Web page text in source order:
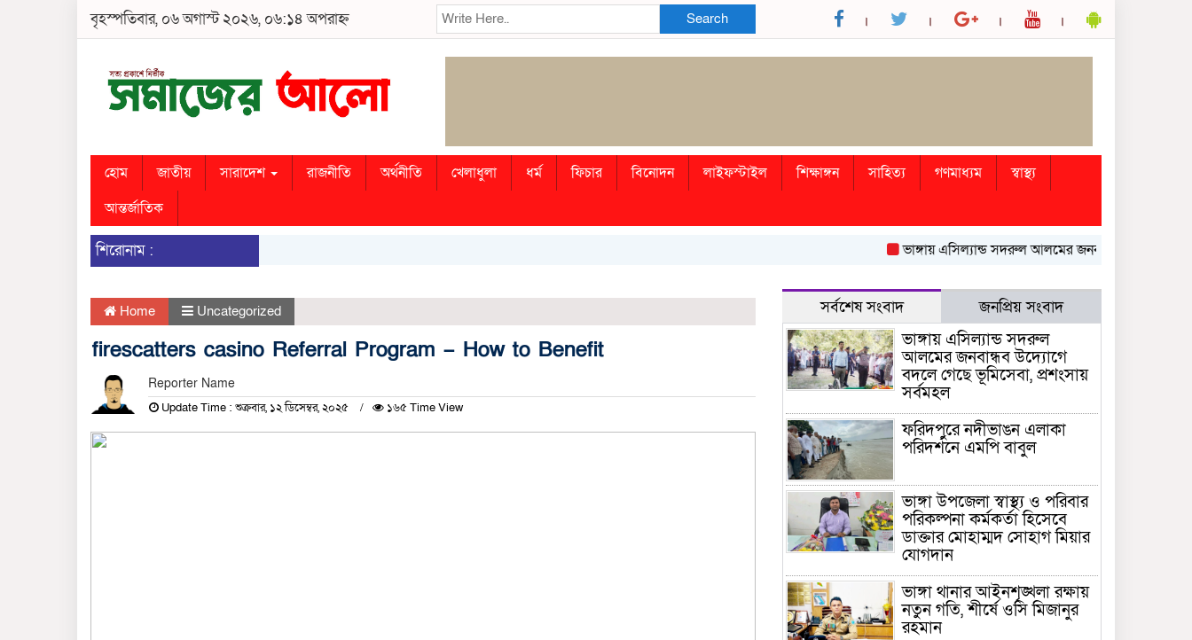
বৃহস্পতিবার, ০৬ অগাস্ট ২০২৬, ০৬:১৪ অপরাহ্ন Search
হোম জাতীয় সারাদেশ রাজনীতি অর্থনীতি খেলাধুলা ধর্ম ফিচার বিনোদন লাইফস্টাইল শিক্ষাঙ্গন সাহিত্য গণমাধ্যম
স্বাস্থ্য
আন্তর্জাতিক
শিরোনাম : ভাঙ্গায় এসিল্যান্ড সদরুল আলমের জনবান্ধব উদ্যোগে বদলে
Home Uncategorized
firescatters casino Referral Program – How to Benefit
Reporter Name
Update Time : শুক্রবার, ১২ ডিসেম্বর, ২০২৫ ১৬৫ Time View
সর্বশেষ সংবাদ জনপ্রিয় সংবাদ
ভাঙ্গায় এসিল্যান্ড সদরুল
আলমের জনবান্ধব উদ্যোগে
বদলে গেছে ভূমিসেবা, প্রশংসায়
সর্বমহল
ফরিদপুরে নদীভাঙন এলাকা
পরিদর্শনে এমপি বাবুল
ভাঙ্গা উপজেলা স্বাস্থ্য ও পরিবার
পরিকল্পনা কর্মকর্তা হিসেবে
ডাক্তার মোহাম্মদ সোহাগ মিয়ার
যোগদান
ভাঙ্গা থানার আইনশৃঙ্খলা রক্ষায়
নতুন গতি, শীর্ষে ওসি মিজানুর
রহমান